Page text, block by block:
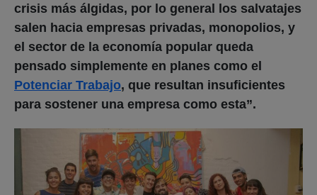
crisis más álgidas, por lo general los salvatajes
salen hacia empresas privadas, monopolios, y
el sector de la economía popular queda
pensado simplemente en planes como el
Potenciar Trabajo, que resultan insuficientes
para sostener una empresa como esta”.